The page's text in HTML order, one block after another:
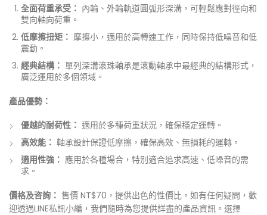
全面荷重承受： 內輪、外輪軌道圓弧形深溝，可輕鬆應對徑向和
雙向軸向荷重。
低摩擦扭矩： 摩擦小，適用於高轉速工作，同時保持低噪音和低
震動。
經典結構： 單列深溝滾珠軸承是滾動軸承中最經典的結構形式，
廣泛運用於多個領域。
產品優勢：
優越的耐荷性： 適用於多種荷重狀況，確保穩定運轉。
高效能： 軸承設計保證低摩擦，確保高效、無損耗的運轉。
適用性強： 應用於各種場合，特別適合追求高速、低噪音的需
求。
價格及咨詢： 售價 NT$70，提供出色的性價比。如有任何疑問，歡
迎透過LINE私訊小編，我們隨時為您提供詳盡的產品資訊。選擇